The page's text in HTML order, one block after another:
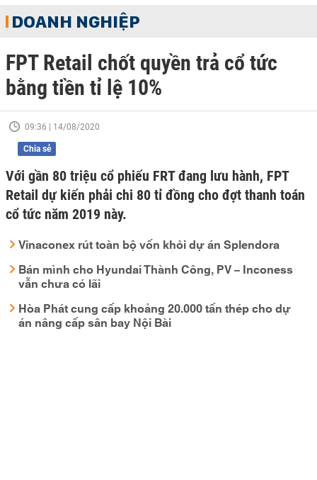
DOANH NGHIỆP
FPT Retail chốt quyền trả cổ tức
bằng tiền tỉ lệ 10%
09:36 | 14/08/2020
Chia sẻ
Với gần 80 triệu cổ phiếu FRT đang lưu hành, FPT
Retail dự kiến phải chi 80 tỉ đồng cho đợt thanh toán
cổ tức năm 2019 này.
Vinaconex rút toàn bộ vốn khỏi dự án Splendora
Bán mình cho Hyundai Thành Công, PV – Inconess
vẫn chưa có lãi
Hòa Phát cung cấp khoảng 20.000 tấn thép cho dự
án nâng cấp sân bay Nội Bài